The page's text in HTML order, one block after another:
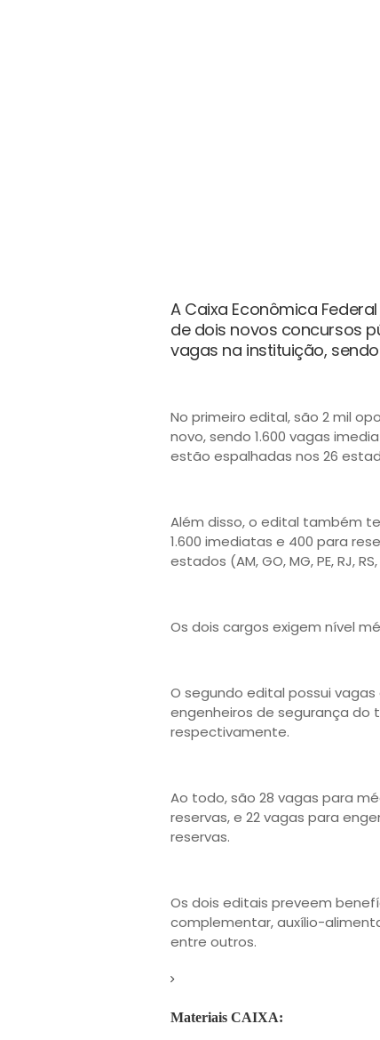
A Caixa Econômica
de dois novos concursos
vagas na instituição,
No primeiro edital, são 2 mil
novo, sendo 1.600 vagas
estão espalhadas nos 26
Além disso, o edital também
1.600 imediatas e 400 para
estados (AM, GO, MG, PE, RJ,
Os dois cargos exigem nível
O segundo edital possui
engenheiros de segurança do
respectivamente.
Ao todo, são 28 vagas para
reservas, e 22 vagas para
reservas.
Os dois editais preveem
complementar, auxílio-
entre outros.
Materiais CAIXA: